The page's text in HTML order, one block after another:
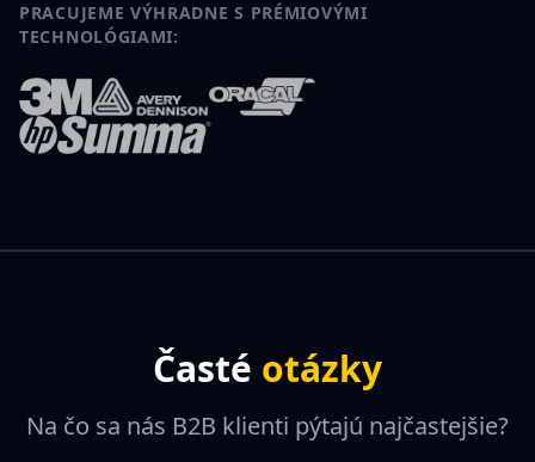
PRACUJEME VÝHRADNE S PRÉMIOVÝMI
TECHNOLÓGIAMI:
Časté otázky
Na čo sa nás B2B klienti pýtajú najčastejšie?